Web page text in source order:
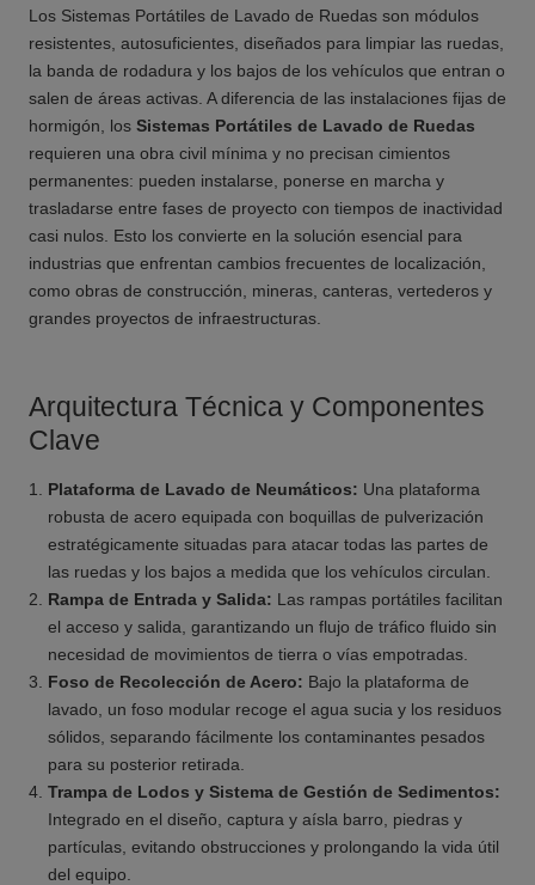
Los Sistemas Portátiles de Lavado de Ruedas son módulos
resistentes, autosuficientes, diseñados para limpiar las ruedas,
la banda de rodadura y los bajos de los vehículos que entran o
salen de áreas activas. A diferencia de las instalaciones fijas de
hormigón, los Sistemas Portátiles de Lavado de Ruedas
requieren una obra civil mínima y no precisan cimientos
permanentes: pueden instalarse, ponerse en marcha y
trasladarse entre fases de proyecto con tiempos de inactividad
casi nulos. Esto los convierte en la solución esencial para
industrias que enfrentan cambios frecuentes de localización,
como obras de construcción, mineras, canteras, vertederos y
grandes proyectos de infraestructuras.
Arquitectura Técnica y Componentes
Clave
Plataforma de Lavado de Neumáticos: Una plataforma
robusta de acero equipada con boquillas de pulverización
estratégicamente situadas para atacar todas las partes de
las ruedas y los bajos a medida que los vehículos circulan.
Rampa de Entrada y Salida: Las rampas portátiles facilitan
el acceso y salida, garantizando un flujo de tráfico fluido sin
necesidad de movimientos de tierra o vías empotradas.
Foso de Recolección de Acero: Bajo la plataforma de
lavado, un foso modular recoge el agua sucia y los residuos
sólidos, separando fácilmente los contaminantes pesados
para su posterior retirada.
Trampa de Lodos y Sistema de Gestión de Sedimentos:
Integrado en el diseño, captura y aísla barro, piedras y
partículas, evitando obstrucciones y prolongando la vida útil
del equipo.